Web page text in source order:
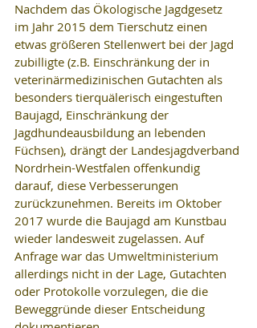
Nachdem das Ökologische Jagdgesetz
im Jahr 2015 dem Tierschutz einen
etwas größeren Stellenwert bei der Jagd
zubilligte (z.B. Einschränkung der in
veterinärmedizinischen Gutachten als
besonders tierquälerisch eingestuften
Baujagd, Einschränkung der
Jagdhundeausbildung an lebenden
Füchsen), drängt der Landesjagdverband
Nordrhein-Westfalen offenkundig
darauf, diese Verbesserungen
zurückzunehmen. Bereits im Oktober
2017 wurde die Baujagd am Kunstbau
wieder landesweit zugelassen. Auf
Anfrage war das Umweltministerium
allerdings nicht in der Lage, Gutachten
oder Protokolle vorzulegen, die die
Beweggründe dieser Entscheidung